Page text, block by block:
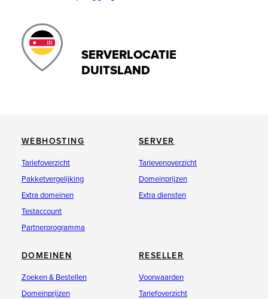
Voor particuliere gebruikers is er een gratis
versie.
https://www.zeta-producer.com/
Gratis Windows-programma voor het
synchroniseren van mappen en maken van
back-ups, ook via FTP/SFTP mogelijk
https://www.2brightsparks.com/freeware/index.html
SERVERLOCATIE
DUITSLAND
WEBHOSTING
Tariefoverzicht
Pakketvergelijking
Extra domeinen
Testaccount
Partnerprogramma
SERVER
Tarievenoverzicht
Domeinprijzen
Extra diensten
DOMEINEN
Zoeken & Bestellen
Domeinprijzen
RESELLER
Voorwaarden
Tariefoverzicht